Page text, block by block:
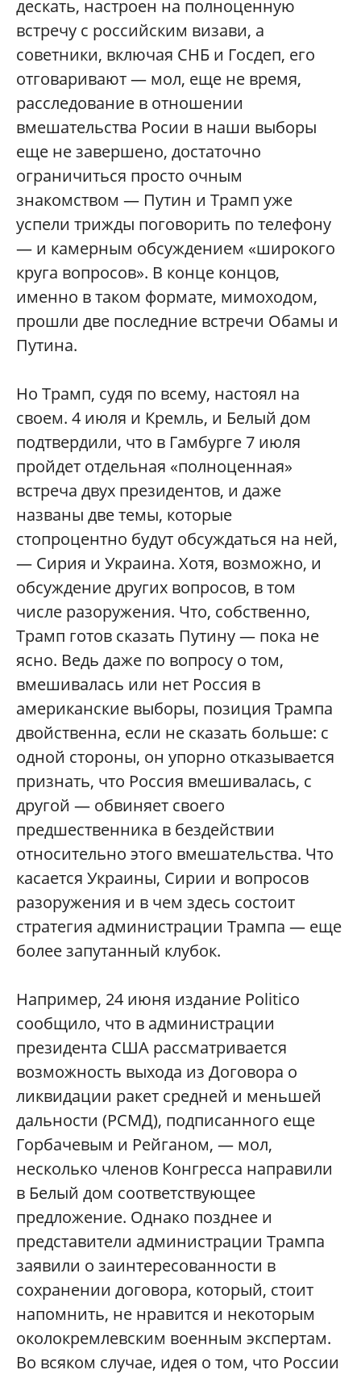
дескать, настроен на полноценную
встречу с российским визави, а
советники, включая СНБ и Госдеп, его
отговаривают — мол, еще не время,
расследование в отношении
вмешательства Росии в наши выборы
еще не завершено, достаточно
ограничиться просто очным
знакомством — Путин и Трамп уже
успели трижды поговорить по телефону
— и камерным обсуждением «широкого
круга вопросов». В конце концов,
именно в таком формате, мимоходом,
прошли две последние встречи Обамы и
Путина.
Но Трамп, судя по всему, настоял на
своем. 4 июля и Кремль, и Белый дом
подтвердили, что в Гамбурге 7 июля
пройдет отдельная «полноценная»
встреча двух президентов, и даже
названы две темы, которые
стопроцентно будут обсуждаться на ней,
— Сирия и Украина. Хотя, возможно, и
обсуждение других вопросов, в том
числе разоружения. Что, собственно,
Трамп готов сказать Путину — пока не
ясно. Ведь даже по вопросу о том,
вмешивалась или нет Россия в
американские выборы, позиция Трампа
двойственна, если не сказать больше: с
одной стороны, он упорно отказывается
признать, что Россия вмешивалась, с
другой — обвиняет своего
предшественника в бездействии
относительно этого вмешательства. Что
касается Украины, Сирии и вопросов
разоружения и в чем здесь состоит
стратегия администрации Трампа — еще
более запутанный клубок.
Например, 24 июня издание Politico
сообщило, что в администрации
президента США рассматривается
возможность выхода из Договора о
ликвидации ракет средней и меньшей
дальности (РСМД), подписанного еще
Горбачевым и Рейганом, — мол,
несколько членов Конгресса направили
в Белый дом соответствующее
предложение. Однако позднее и
представители администрации Трампа
заявили о заинтересованности в
сохранении договора, который, стоит
напомнить, не нравится и некоторым
околокремлевским военным экспертам.
Во всяком случае, идея о том, что России